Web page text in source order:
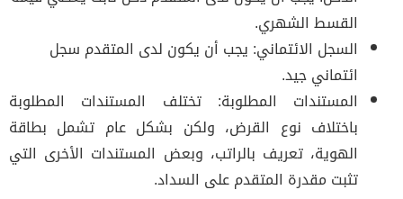
القسط الشهري.
السجل الائتماني: يجب أن يكون لدى المتقدم سجل
ائتماني جيد.
المستندات المطلوبة: تختلف المستندات المطلوبة
باختلاف نوع القرض، ولكن بشكل عام تشمل بطاقة
الهوية، تعريف بالراتب، وبعض المستندات الأخرى التي
تثبت مقدرة المتقدم على السداد.